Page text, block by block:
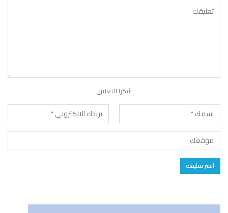
شكرا للتعليق